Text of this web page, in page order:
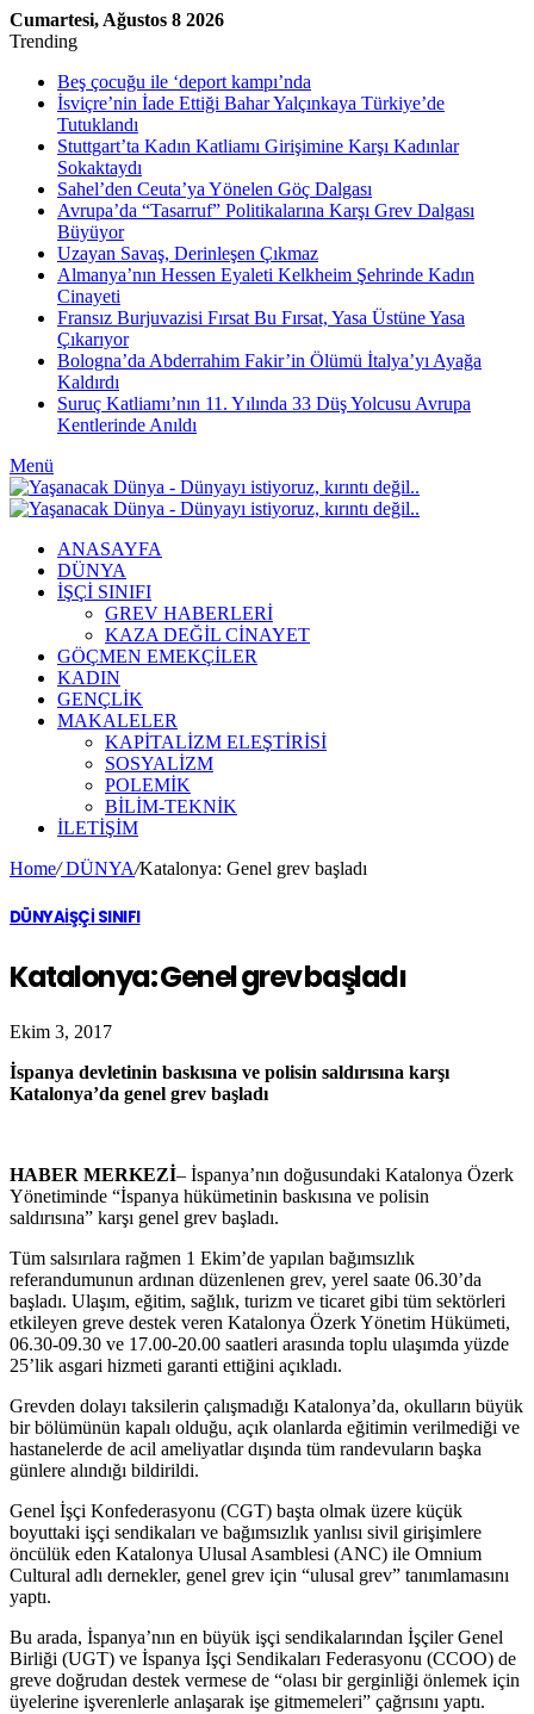
Cumartesi, Ağustos 8 2026
Trending
Beş çocuğu ile ‘deport kampı’nda
İsviçre’nin İade Ettiği Bahar Yalçınkaya Türkiye’de
Tutuklandı
Stuttgart’ta Kadın Katliamı Girişimine Karşı Kadınlar
Sokaktaydı
Sahel’den Ceuta’ya Yönelen Göç Dalgası
Avrupa’da “Tasarruf” Politikalarına Karşı Grev Dalgası
Büyüyor
Uzayan Savaş, Derinleşen Çıkmaz
Almanya’nın Hessen Eyaleti Kelkheim Şehrinde Kadın
Cinayeti
Fransız Burjuvazisi Fırsat Bu Fırsat, Yasa Üstüne Yasa
Çıkarıyor
Bologna’da Abderrahim Fakir’in Ölümü İtalya’yı Ayağa
Kaldırdı
Suruç Katliamı’nın 11. Yılında 33 Düş Yolcusu Avrupa
Kentlerinde Anıldı
Menü
ANASAYFA
DÜNYA
İŞÇİ SINIFI
GREV HABERLERİ
KAZA DEĞİL CİNAYET
GÖÇMEN EMEKÇİLER
KADIN
GENÇLİK
MAKALELER
KAPİTALİZM ELEŞTİRİSİ
SOSYALİZM
POLEMİK
BİLİM-TEKNİK
ILETIŞIM
Home/DÜNYA/Katalonya: Genel grev başladı
DÜNYAİŞÇİ SINIFI
Katalonya: Genel grev başladı
Ekim 3, 2017
İspanya devletinin baskısına ve polisin saldırısına karşı
Katalonya’da genel grev başladı
HABER MERKEZİ– İspanya’nın doğusundaki Katalonya Özerk
Yönetiminde “İspanya hükümetinin baskısına ve polisin
saldırısına” karşı genel grev başladı.
Tüm salsırılara rağmen 1 Ekim’de yapılan bağımsızlık
referandumunun ardınan düzenlenen grev, yerel saate 06.30’da
başladı. Ulaşım, eğitim, sağlık, turizm ve ticaret gibi tüm sektörleri
etkileyen greve destek veren Katalonya Özerk Yönetim Hükümeti,
06.30-09.30 ve 17.00-20.00 saatleri arasında toplu ulaşımda yüzde
25’lik asgari hizmeti garanti ettiğini açıkladı.
Grevden dolayı taksilerin çalışmadığı Katalonya’da, okulların büyük
bir bölümünün kapalı olduğu, açık olanlarda eğitimin verilmediği ve
hastanelerde de acil ameliyatlar dışında tüm randevuların başka
günlere alındığı bildirildi.
Genel İşçi Konfederasyonu (CGT) başta olmak üzere küçük
boyuttaki işçi sendikaları ve bağımsızlık yanlısı sivil girişimlere
öncülük eden Katalonya Ulusal Asamblesi (ANC) ile Omnium
Cultural adlı dernekler, genel grev için “ulusal grev” tanımlamasını
yaptı.
Bu arada, İspanya’nın en büyük işçi sendikalarından İşçiler Genel
Birliği (UGT) ve İspanya İşçi Sendikaları Federasyonu (CCOO) de
greve doğrudan destek vermese de “olası bir gerginliği önlemek için
üyelerine işverenlerle anlaşarak işe gitmemeleri” çağrısını yaptı.